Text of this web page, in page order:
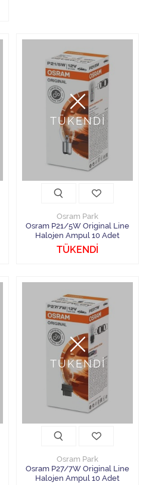
TÜKENDİ
Osram Park
Osram P21/5W Original Line
Halojen Ampul 10 Adet
TÜKENDİ
TÜKENDİ
Osram Park
Osram P27/7W Original Line
Halojen Ampul 10 Adet